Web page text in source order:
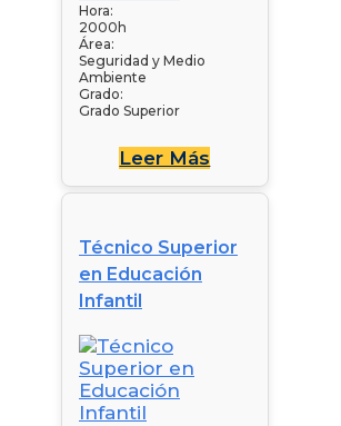
Hora:
2000h
Área:
Seguridad y Medio
Ambiente
Grado:
Grado Superior
Leer Más
Técnico Superior
en Educación
Infantil